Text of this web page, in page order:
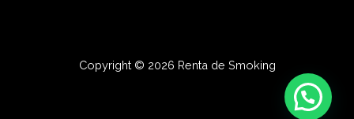
Copyright © 2026 Renta de Smoking